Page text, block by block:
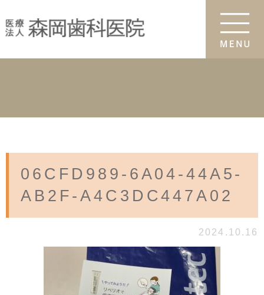
06CFD989-6A04-44A5-
AB2F-A4C3DC447A02
2024.10.16